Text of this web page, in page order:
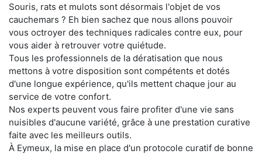
Souris, rats et mulots sont désormais l'objet de vos
cauchemars ? Eh bien sachez que nous allons pouvoir
vous octroyer des techniques radicales contre eux, pour
vous aider à retrouver votre quiétude.
Tous les professionnels de la dératisation que nous
mettons à votre disposition sont compétents et dotés
d'une longue expérience, qu'ils mettent chaque jour au
service de votre confort.
Nos experts peuvent vous faire profiter d'une vie sans
nuisibles d'aucune variété, grâce à une prestation curative
faite avec les meilleurs outils.
À Eymeux, la mise en place d'un protocole curatif de bonne